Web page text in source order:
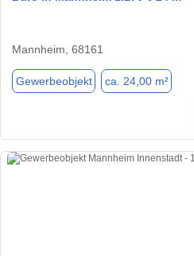
Mannheim, 68161
Gewerbeobjekt ca. 24,00 m²